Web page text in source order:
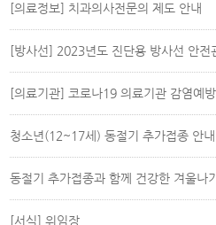
[의료정보] 치과의사전문의 제도 안내
청소년(12~17세) 동절기 추가접종 안내
동절기 추가접종과 함께 건강한 겨울나기
[서식] 위임장